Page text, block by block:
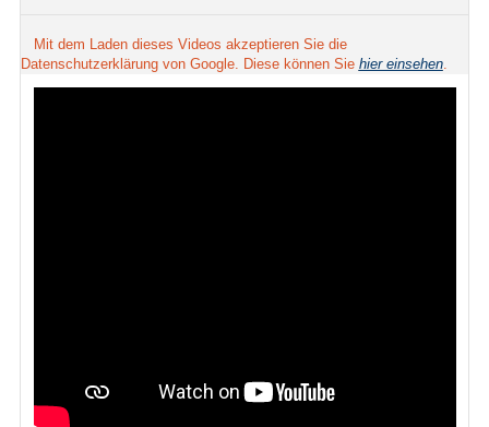
Mit dem Laden dieses Videos akzeptieren Sie die
Datenschutzerklärung von Google. Diese können Sie hier einsehen.